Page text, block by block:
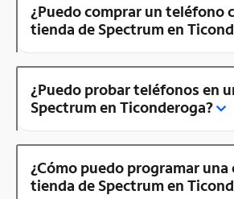
¿Puedo comprar un teléfono
tienda de Spectrum en
¿Puedo probar teléfonos en
Spectrum en Ticonderoga?
¿Cómo puedo programar una
tienda de Spectrum en